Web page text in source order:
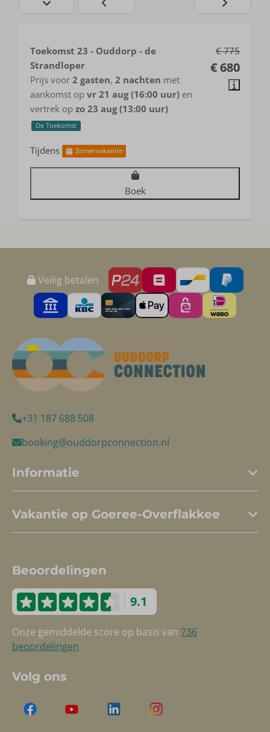
€ 775
€ 680
Toekomst 23 - Ouddorp - de
Strandloper
Prijs voor 2 gasten, 2 nachten met
aankomst op vr 21 aug (16:00 uur) en
vertrek op zo 23 aug (13:00 uur)
De Toekomst
Tijdens Zomervakantie
Boek
Veilig betalen
+31 187 688 508
booking@ouddorpconnection.nl
Informatie
Vakantie op Goeree-Overflakkee
Beoordelingen
9.1
Onze gemiddelde score op basis van 736
beoordelingen
Volg ons